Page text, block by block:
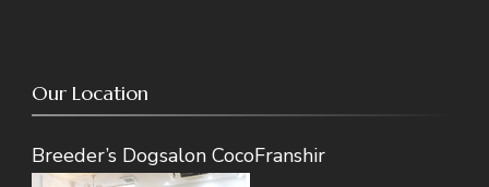
Our Location
Breeder’s Dogsalon CocoFranshir